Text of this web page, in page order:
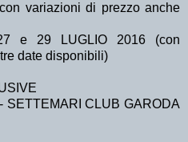
variazioni di prezzo anche
e 29 LUGLIO 2016 (con
date disponibili)
SETTEMARI CLUB GARODA